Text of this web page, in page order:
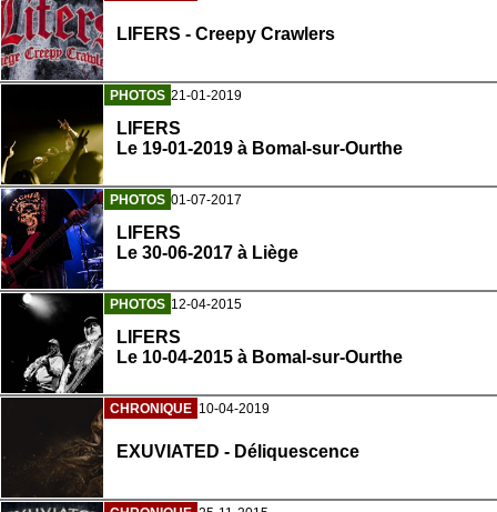
LIFERS - Creepy Crawlers
PHOTOS 21-01-2019
LIFERS
Le 19-01-2019 à Bomal-sur-Ourthe
PHOTOS 01-07-2017
LIFERS
Le 30-06-2017 à Liège
PHOTOS 12-04-2015
LIFERS
Le 10-04-2015 à Bomal-sur-Ourthe
CHRONIQUE 10-04-2019
EXUVIATED - Déliquescence